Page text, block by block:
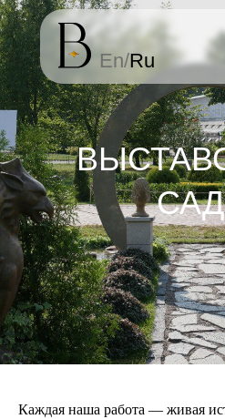
En/Ru
Каждая наша работа — живая